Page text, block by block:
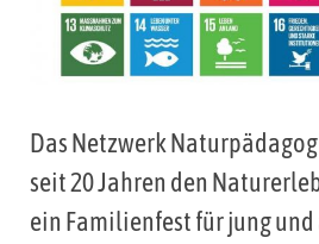
Das Netzwerk
seit 20 Jahren den
ein Familienfest für jung